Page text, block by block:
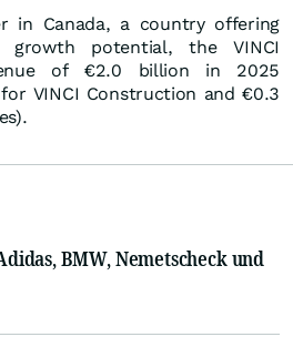
in Canada, a country offering
growth potential, the VINCI
of €2.0 billion in 2025
VINCI Construction and €0.3
BMW, Nemetscheck und